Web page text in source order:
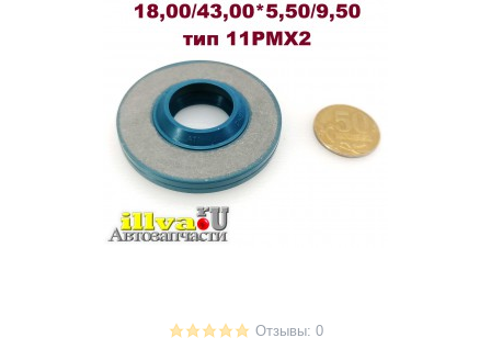
Отзывы: 0